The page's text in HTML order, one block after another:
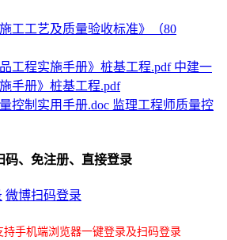
工工艺及质量验收标准》（80
中建一
手册》桩基工程.pdf
监理工程师质量控
码、免注册、直接登录
微博扫码登录
持手机端浏览器一键登录及扫码登录